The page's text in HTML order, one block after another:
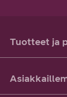
Tuotteet ja